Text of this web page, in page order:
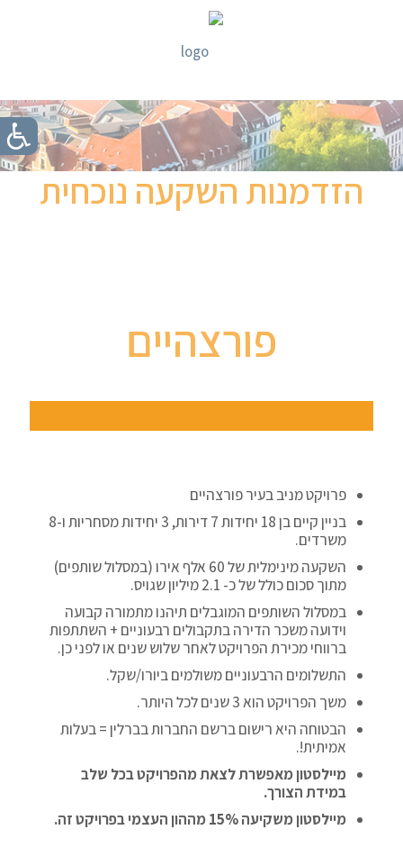
הזדמנות השקעה נוכחית
פורצהיים
פרויקט מניב בעיר פורצהיים
בניין קיים בן 18 יחידות 7 דירות, 3 יחידות מסחריות ו-8
משרדים.
השקעה מינימלית של 60 אלף אירו (במסלול שותפים)
מתוך סכום כולל של כ- 2.1 מיליון שגויס.
במסלול השותפים המוגבלים תיהנו מתמורה קבועה
וידועה משכר הדירה בתקבולים רבעוניים + השתתפות
ברווחי מכירת הפרויקט לאחר שלוש שנים או לפני כן.
התשלומים הרבעוניים משולמים ביורו/שקל.
משך הפרויקט הוא 3 שנים לכל היותר.
הבטוחה היא רישום ברשם החברות בברלין = בעלות
אמיתית!.
מיילסטון מאפשרת לצאת מהפרויקט בכל שלב
במידת הצורך.
מיילסטון משקיעה 15% מההון העצמי בפרויקט זה.